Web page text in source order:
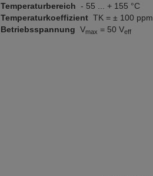
Temperaturbereich - 55 ... + 155 °C
Temperaturkoeffizient TK = ± 100 ppm
Betriebsspannung Vmax = 50 Veff